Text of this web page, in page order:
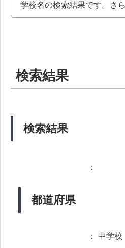
学校名の検索結果です。さ
検索結果
検索結果
都道府県
：
： 中学